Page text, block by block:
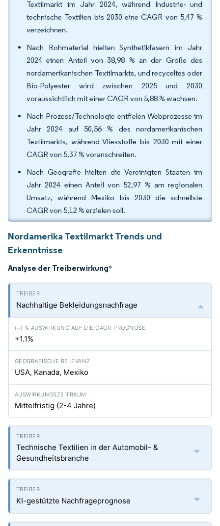
Textilmarkt im Jahr 2024, während Industrie- und
technische Textilien bis 2030 eine CAGR von 5,47 %
verzeichnen.
Nach Rohmaterial hielten Synthetikfasern im Jahr
2024 einen Anteil von 38,98 % an der Größe des
nordamerikanischen Textilmarkts, und recyceltes oder
Bio-Polyester wird zwischen 2025 und 2030
voraussichtlich mit einer CAGR von 5,88 % wachsen.
Nach Prozess/Technologie entfielen Webprozesse im
Jahr 2024 auf 50,56 % des nordamerikanischen
Textilmarkts, während Vliesstoffe bis 2030 mit einer
CAGR von 5,37 % voranschreiten.
Nach Geografie hielten die Vereinigten Staaten im
Jahr 2024 einen Anteil von 52,97 % am regionalen
Umsatz, während Mexiko bis 2030 die schnellste
CAGR von 5,12 % erzielen soll.
Nordamerika Textilmarkt Trends und
Erkenntnisse
Analyse der Treiberwirkung*
Nachhaltige Bekleidungsnachfrage
+1.1%
USA, Kanada, Mexiko
Mittelfristig (2-4 Jahre)
Technische Textilien in der Automobil- &
Gesundheitsbranche
KI-gestützte Nachfrageprognose